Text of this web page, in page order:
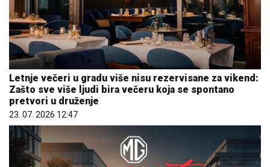
Letnje večeri u gradu više nisu rezervisane za vikend:
Zašto sve više ljudi bira večeru koja se spontano
pretvori u druženje
23. 07. 2026 12:47